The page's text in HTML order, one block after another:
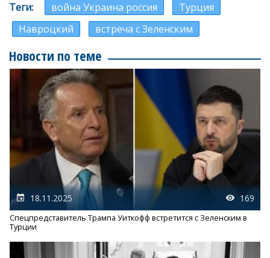
Теги война Украина россия
Турция
Навроцкий
встреча с Зеленским
Новости по теме
18.11.2025 169
Спецпредставитель Трампа Уиткофф встретится с Зеленским в
Турции